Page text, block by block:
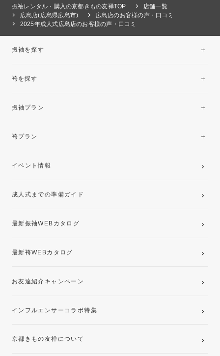
振袖レンタル・購入の京都きもの友禅TOP
店舗一覧
広島店(広島県広島市)
広島店のお客様の声・口コミ
2025年成人式広島店のお客様の声・口コミ
振袖を探す
袴を探す
振袖プラン
レンタルプラン
袴プラン
卒業袴レンタルプラン
イベント情報
成人式までの準備ガイド
最新振袖WEBカタログ
最新袴WEBカタログ
お友達紹介キャンペーン
インフルエンサーコラボ特集
京都きもの友禅について